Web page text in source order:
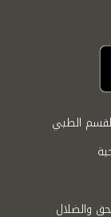
الطبي
والضلال